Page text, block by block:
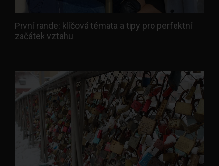
První rande: klíčová témata a tipy pro perfektní
začátek vztahu